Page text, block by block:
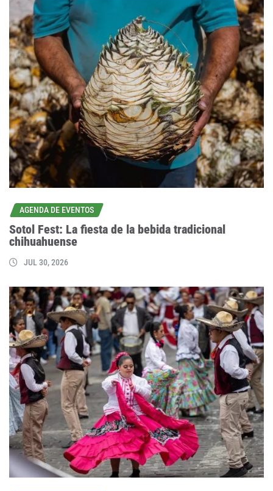
AGENDA DE EVENTOS
Sotol Fest: La fiesta de la bebida tradicional
chihuahuense
JUL 30, 2026